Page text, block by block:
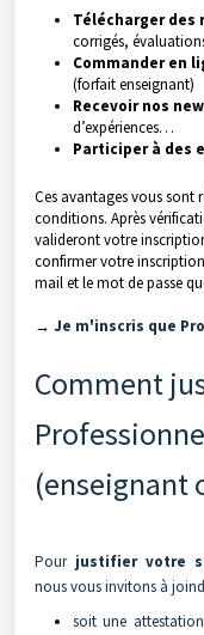
Télécharger des
corrigés,
Commander en
(forfait enseignant)
Recevoir nos
d’expériences…
Participer à des
Ces avantages vous sont
conditions. Après
valideront votre
confirmer votre
mail et le mot de passe
→ Je m'inscris que
Comment
(enseignant
Pour justifier votre
nous vous invitons à
soit une